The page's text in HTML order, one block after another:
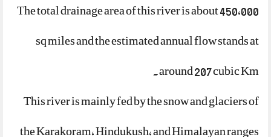
The total drainage area of this river is about 450,000
sq miles and the estimated annual flow stands at
around 207 cubic Km.
This river is mainly fed by the snow and glaciers of
the Karakoram, Hindukush, and Himalayan ranges